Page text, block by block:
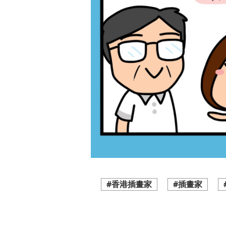
#香港插畫家 #插畫家